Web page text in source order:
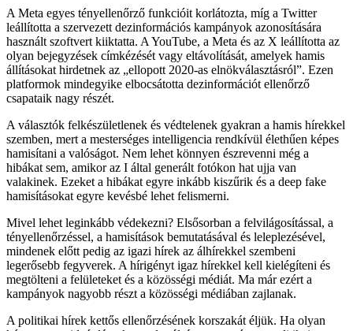
A Meta egyes tényellenőrző funkcióit korlátozta, míg a Twitter
leállította a szervezett dezinformációs kampányok azonosítására
használt szoftvert kiiktatta. A YouTube, a Meta és az X leállította az
olyan bejegyzések címkézését vagy eltávolítását, amelyek hamis
állításokat hirdetnek az „ellopott 2020-as elnökválasztásról”. Ezen
platformok mindegyike elbocsátotta dezinformációt ellenőrző
csapataik nagy részét.
A választók felkészületlenek és védtelenek gyakran a hamis hírekkel
szemben, mert a mesterséges intelligencia rendkívül élethűen képes
hamisítani a valóságot. Nem lehet könnyen észrevenni még a
hibákat sem, amikor az I által generált fotókon hat ujja van
valakinek. Ezeket a hibákat egyre inkább kiszűrik és a deep fake
hamisításokat egyre kevésbé lehet felismerni.
Mivel lehet leginkább védekezni? Elsősorban a felvilágosítással, a
tényellenőrzéssel, a hamisítások bemutatásával és leleplezésével,
mindenek előtt pedig az igazi hírek az álhírekkel szembeni
legerősebb fegyverek. A hírigényt igaz hírekkel kell kielégíteni és
megtölteni a felületeket és a közösségi médiát. Ma már ezért a
kampányok nagyobb részt a közösségi médiában zajlanak.
A politikai hírek kettős ellenőrzésének korszakát éljük. Ha olyan